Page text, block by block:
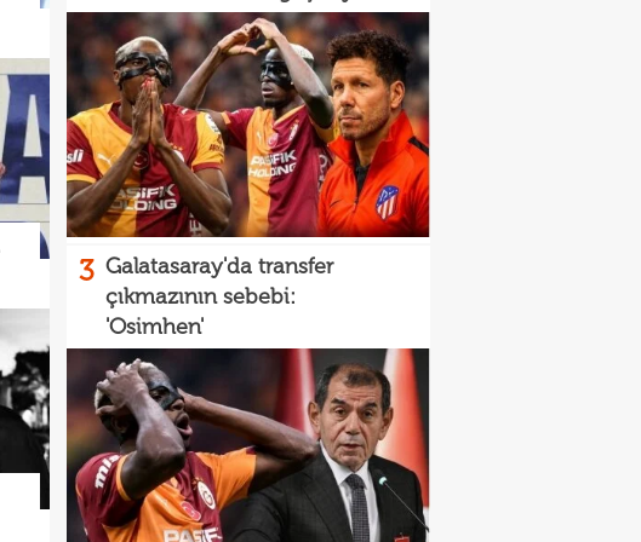
3 Galatasaray'da transfer
çıkmazının sebebi:
'Osimhen'